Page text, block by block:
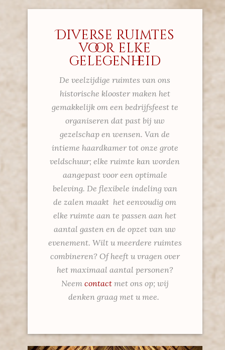
Diverse ruimtes
voor elke
gelegenheid
De veelzijdige ruimtes van ons
historische klooster maken het
gemakkelijk om een bedrijfsfeest te
organiseren dat past bij uw
gezelschap en wensen. Van de
intieme haardkamer tot onze grote
veldschuur; elke ruimte kan worden
aangepast voor een optimale
beleving. De flexibele indeling van
de zalen maakt het eenvoudig om
elke ruimte aan te passen aan het
aantal gasten en de opzet van uw
evenement. Wilt u meerdere ruimtes
combineren? Of heeft u vragen over
het maximaal aantal personen?
Neem contactmet ons op; wij
denken graag met u mee.